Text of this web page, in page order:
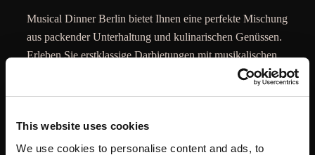
This website uses cookies
We use cookies to personalise content and ads, to
Musical Dinner Berlin bietet Ihnen eine perfekte Mischung
aus packender Unterhaltung und kulinarischen Genüssen.
Erleben Sie erstklassige Darbietungen mit musikalischen
Highlights, die mit einem köstlichen Menü abgerundet
Erlebnis! Tauchen Sie ein in die Welt des Musicals, lassen
Sie sich von der faszinierenden Story mitreißen und